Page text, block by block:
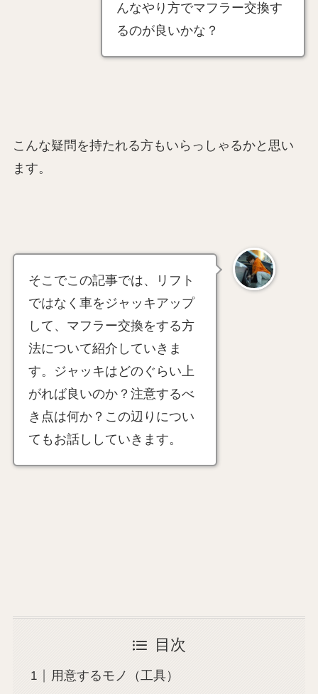
んなやり方でマフラー交換す
るのが良いかな？
こんな疑問を持たれる方もいらっしゃるかと思い
ます。
そこでこの記事では、リフト
ではなく車をジャッキアップ
して、マフラー交換をする方
法について紹介していきま
す。ジャッキはどのぐらい上
がれば良いのか？注意するべ
き点は何か？この辺りについ
てもお話ししていきます。
目次
用意するモノ（工具）